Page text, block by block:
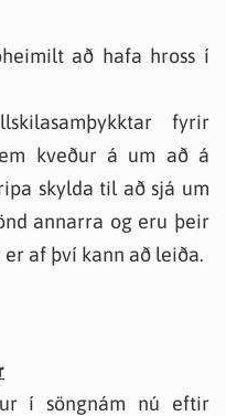
að hafa hross í
fyrir
kveður á um að á
skylda til að sjá um
annarra og eru þeir
af því kann að leiða.
í söngnám nú eftir